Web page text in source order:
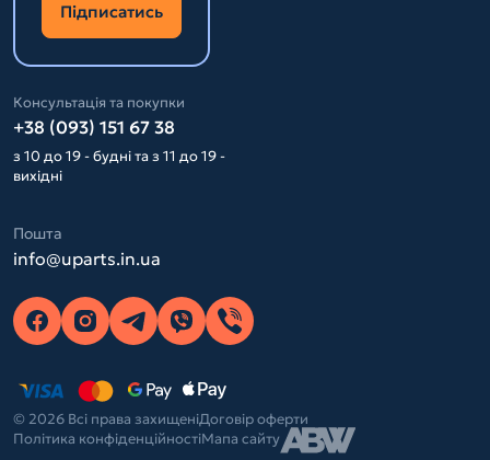
Підписатись
Консультація та покупки
+38 (093) 151 67 38
з 10 до 19 - будні та з 11 до 19 -
вихідні
Пошта
info@uparts.in.ua
© 2026 Всі права захищеніДоговір оферти
Політика конфіденційностіМапа сайту